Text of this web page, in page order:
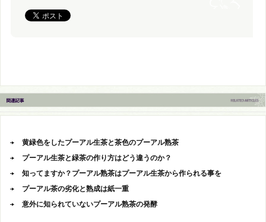
黄緑色をしたプーアル生茶と茶色のプーアル熟茶
プーアル生茶と緑茶の作り方はどう違うのか？
知ってますか？プーアル熟茶はプーアル生茶から作られる事を
プーアル茶の劣化と熟成は紙一重
意外に知られていないプーアル熟茶の発酵